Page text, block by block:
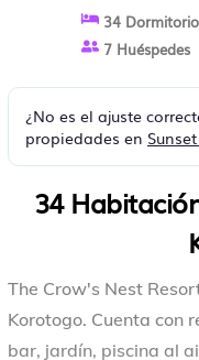
34
7 Huéspedes
¿No es el ajuste
propiedades en
34
The Crow's Nest
Korotogo. Cuenta con
bar, jardín, piscina al